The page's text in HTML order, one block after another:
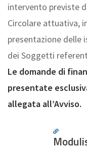
intervento previste
Circolare attuativa,
presentazione delle
dei Soggetti
Le domande di
presentate
allegata all’Avviso.